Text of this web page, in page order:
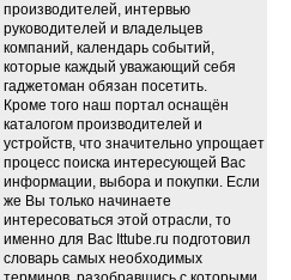
производителей, интервью
руководителей и владельцев
компаний, календарь событий,
которые каждый уважающий себя
гаджетоман обязан посетить.
Кроме того наш портал оснащён
каталогом производителей и
устройств, что значительно упрощает
процесс поиска интересующей Вас
информации, выбора и покупки. Если
же Вы только начинаете
интересоваться этой отрасли, то
именно для Вас Ittube.ru подготовил
словарь самых необходимых